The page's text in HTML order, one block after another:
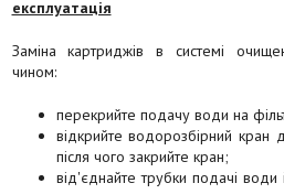
експлуатація
Заміна картриджів в системі
чином:
перекрийте подачу води на
відкрийте водорозбірний кран
після чого закрийте кран;
від'єднайте трубки подачі води